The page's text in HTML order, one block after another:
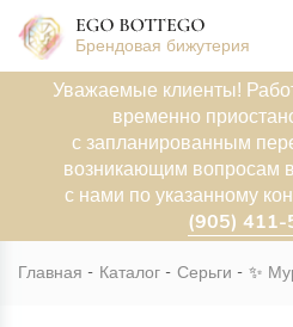
Брендовая бижутерия
Уважаемые клиенты!
временно
с запланированным
возникающим вопросам
с нами по указанному
(905) 411-
Главная Каталог Серьги ✨